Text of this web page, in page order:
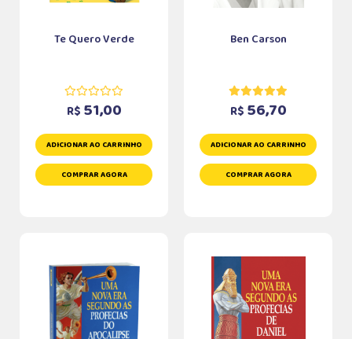
Te Quero Verde
R$ 51,00
ADICIONAR AO CARRINHO
COMPRAR AGORA
Ben Carson
R$ 56,70
ADICIONAR AO CARRINHO
COMPRAR AGORA